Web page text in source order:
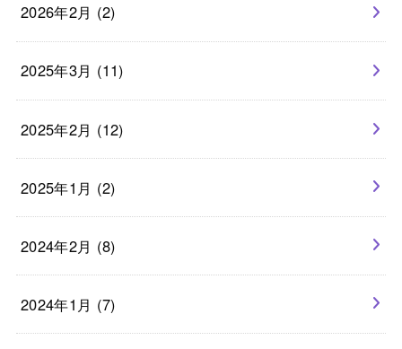
2026年2月 (2)
2025年3月 (11)
2025年2月 (12)
2025年1月 (2)
2024年2月 (8)
2024年1月 (7)